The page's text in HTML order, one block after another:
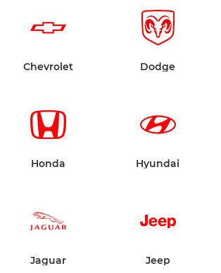
Chevrolet Dodge
Honda Hyundai
Jaguar Jeep